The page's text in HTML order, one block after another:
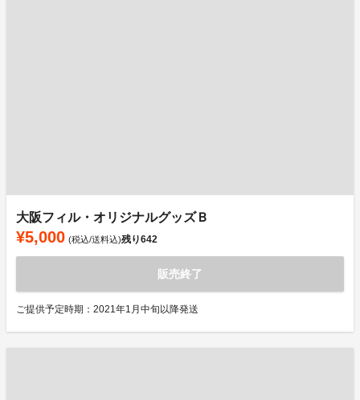
大阪フィル・オリジナルグッズＢ
¥5,000 (税込/送料込)残り642
販売終了
ご提供予定時期：2021年1月中旬以降発送